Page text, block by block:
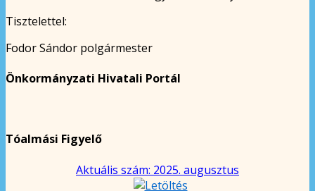
Tisztelettel:
Fodor Sándor polgármester
Önkormányzati Hivatali Portál
Tóalmási Figyelő
Aktuális szám: 2025. augusztus